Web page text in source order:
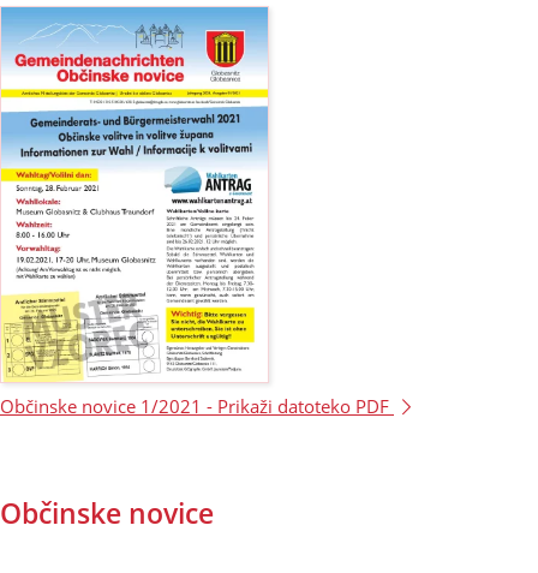
Občinske novice 1/2021 - Prikaži datoteko PDF
Občinske novice